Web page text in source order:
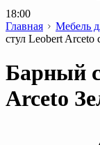
18:00
Главная
Мебель
стул Leobert Arceto
Барный
Arceto